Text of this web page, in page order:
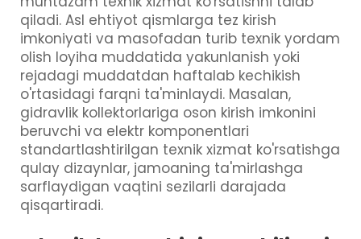
qiladi. Asl ehtiyot qismlarga tez kirish
imkoniyati va masofadan turib texnik yordam
olish loyiha muddatida yakunlanish yoki
rejadagi muddatdan haftalab kechikish
o'rtasidagi farqni ta'minlaydi. Masalan,
gidravlik kollektorlariga oson kirish imkonini
beruvchi va elektr komponentlari
standartlashtirilgan texnik xizmat ko'rsatishga
qulay dizaynlar, jamoaning ta'mirlashga
sarflaydigan vaqtini sezilarli darajada
qisqartiradi.